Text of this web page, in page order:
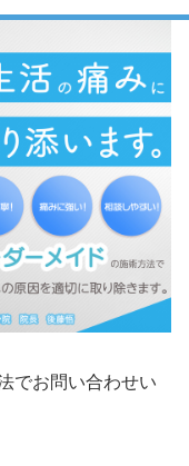
でお問い合わせい